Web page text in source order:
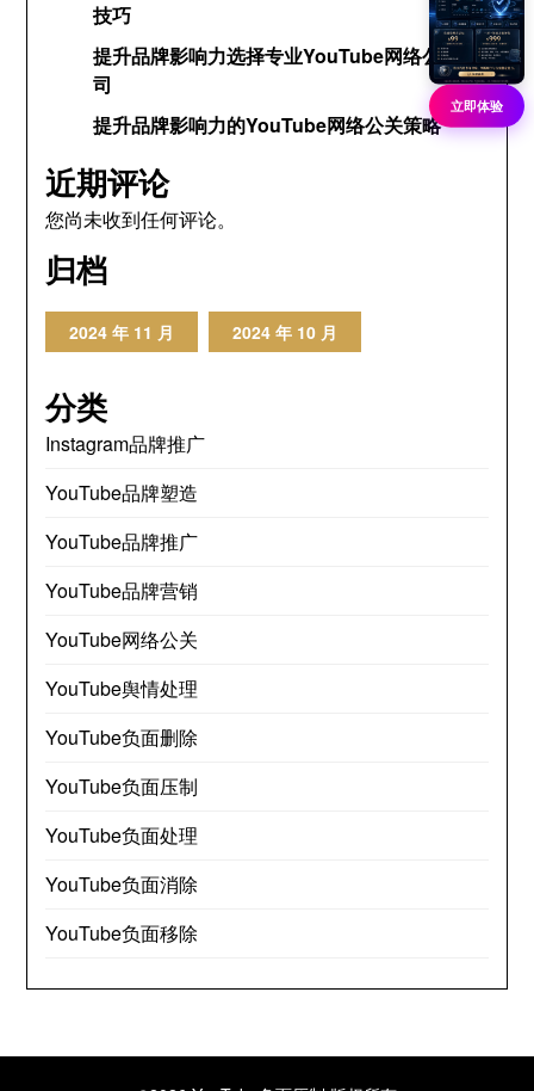
技巧
提升品牌影响力选择专业YouTube网络公关公
司
提升品牌影响力的YouTube网络公关策略
近期评论
您尚未收到任何评论。
归档
2024 年 11 月 2024 年 10 月
分类
Instagram品牌推广
YouTube品牌塑造
YouTube品牌推广
YouTube品牌营销
YouTube网络公关
YouTube舆情处理
YouTube负面删除
YouTube负面压制
YouTube负面处理
YouTube负面消除
YouTube负面移除
立即体验